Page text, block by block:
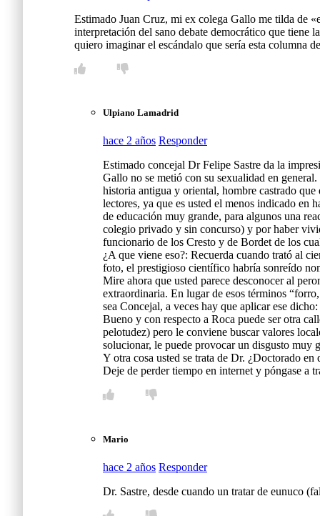
Estimado Juan Cruz, mi ex colega Gallo me tilda de
interpretación del sano debate democrático que
quiero imaginar el escándalo que sería esta columna
Ulpiano Lamadrid
hace 2 años Responder
Estimado concejal Dr Felipe Sastre da la
Gallo no se metió con su sexualidad en
historia antigua y oriental, hombre castrado
lectores, ya que es usted el menos indicado
de educación muy grande, para algunos una
colegio privado y sin concurso) y por haber
funcionario de los Cresto y de Bordet de los
¿A que viene eso?: Recuerda cuando trató al
foto, el prestigioso científico habría sonreído
Mire ahora que usted parece desconocer al
extraordinaria. En lugar de esos términos
sea Concejal, a veces hay que aplicar ese
Bueno y con respecto a Roca puede ser otra
pelotudez) pero le conviene buscar valores
solucionar, le puede provocar un disgusto muy
Y otra cosa usted se trata de Dr. ¿Doctorado
Deje de perder tiempo en internet y póngase a
Mario
hace 2 años Responder
Dr. Sastre, desde cuando un tratar de eunuco